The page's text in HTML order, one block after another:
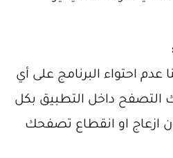
عدم احتواء البرنامج على أي
التصفح داخل التطبيق بكل
ازعاج او انقطاع تصفحك